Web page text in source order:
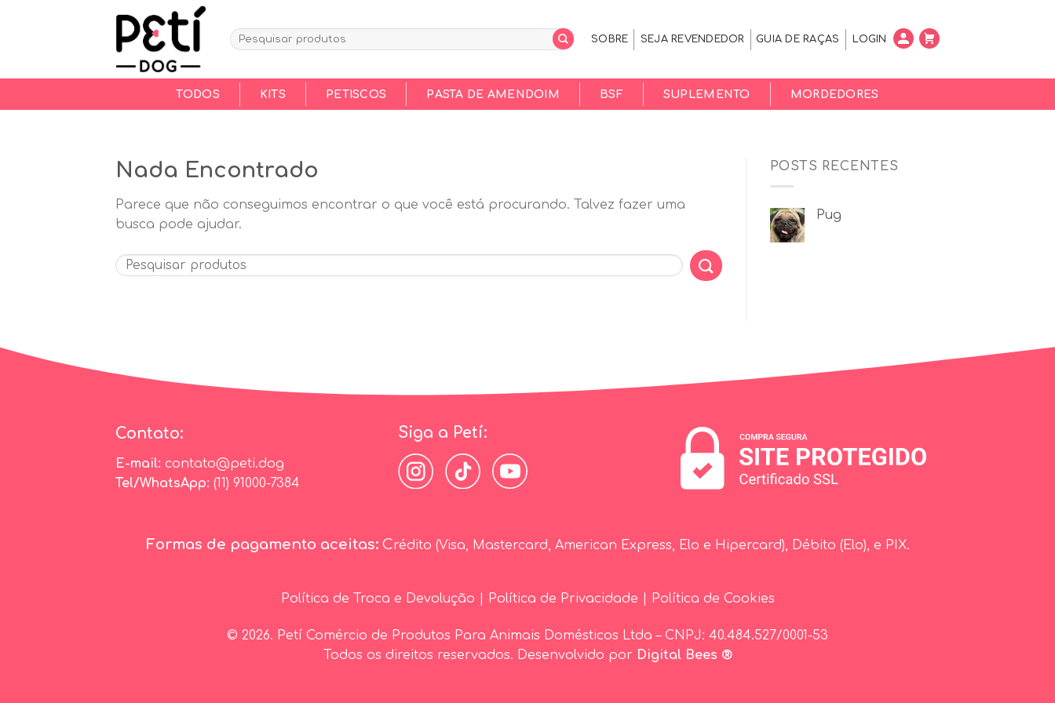
Search
for:
SOBRE SEJA REVENDEDOR GUIA DE RAÇAS LOGIN
TODOS KITS PETISCOS PASTA DE AMENDOIM BSF SUPLEMENTO MORDEDORES
Nada Encontrado
Parece que não conseguimos encontrar o que você está procurando. Talvez fazer uma
busca pode ajudar.
POSTS RECENTES
Pug
Contato:
E-mail: contato@peti.dog
Tel/WhatsApp: (11) 91000-7384
Siga a Petí:
Formas de pagamento aceitas:Crédito (Visa, Mastercard, American Express, Elo e Hipercard), Débito (Elo), e PIX.
Política de Troca e Devolução Política de Privacidade Política de Cookies
© 2026. Petí Comércio de Produtos Para Animais Domésticos Ltda – CNPJ: 40.484.527/0001-53
Todos os direitos reservados. Desenvolvido por Digital Bees ®